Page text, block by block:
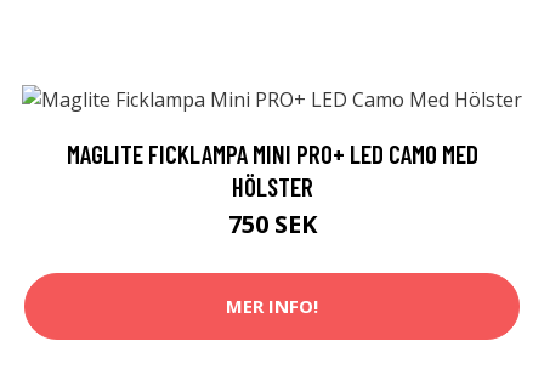
MAGLITE FICKLAMPA MINI PRO+ LED CAMO MED
HÖLSTER
750 SEK
MER INFO!